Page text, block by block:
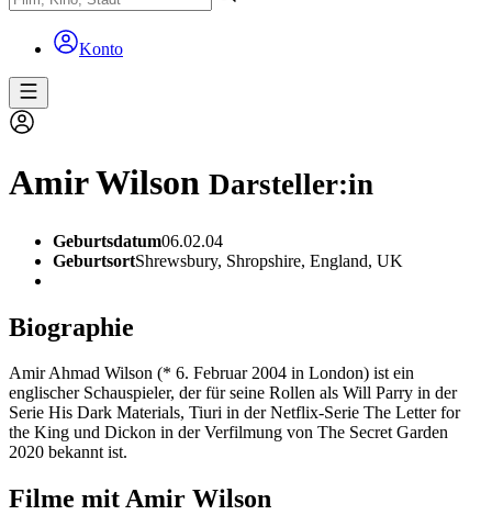
Konto
Amir Wilson Darsteller:in
Geburtsdatum06.02.04
GeburtsortShrewsbury, Shropshire, England, UK
Biographie
Amir Ahmad Wilson (* 6. Februar 2004 in London) ist ein
englischer Schauspieler, der für seine Rollen als Will Parry in der
Serie His Dark Materials, Tiuri in der Netflix-Serie The Letter for
the King und Dickon in der Verfilmung von The Secret Garden
2020 bekannt ist.
Filme mit Amir Wilson